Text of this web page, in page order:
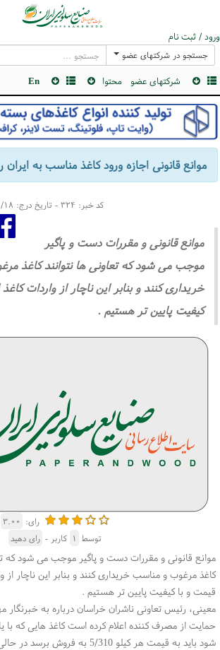
ورود / ثبت نام
جستجو در شرکتهای عضو
شرکتهای عضو محتوا En
موانع قانونی اجازه ورود كاغذ مناسب به
کد خبر: ۳۲۴ - تاریخ درج: ۱۳۸۵/۱۱/۱۸ - مشاهده: ۱,۵۹۴
موانع قانونی و مقررات دست و پاگیر
موجب می شود كه تعاونی ها نتوانند كاغذ
خریداری كنند و بنابر این ناچار از واردات
كیفیت پایین تر هستیم .
رای: ۳.۰۰
توسط ۱ کاربر - رای دهید
موانع قانونی و مقررات دست و پاگیر موجب می شود كه
كاغذ مرغوب و مناسب خریداری كنند و بنابر این ناچار از
قیمت و با كیفیت پایین تر هستیم .
معینی، رئیس تعاونی ناشران خراسان درباره به
حمایت از مصرف كننده اعلام كرده است كاغذ هایی كه با
شود باید به قیمت هر كیلو 5/310 به